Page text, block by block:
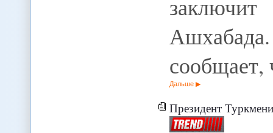
заключит
Дальше
Президент